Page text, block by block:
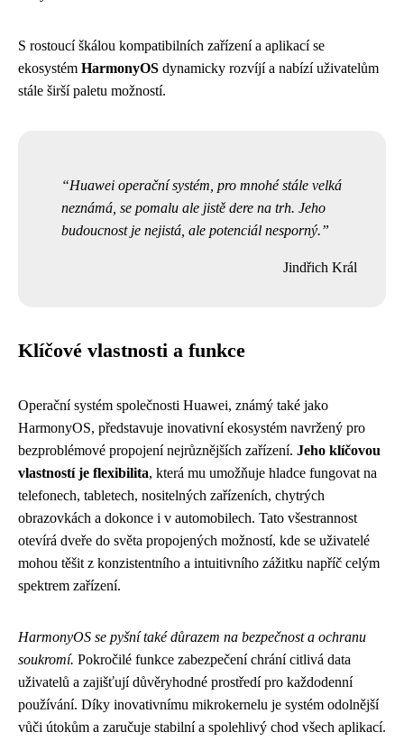
S rostoucí škálou kompatibilních zařízení a aplikací se
ekosystém HarmonyOS dynamicky rozvíjí a nabízí uživatelům
stále širší paletu možností.
Huawei operační systém, pro mnohé stále velká
neznámá, se pomalu ale jistě dere na trh. Jeho
budoucnost je nejistá, ale potenciál nesporný.
Jindřich Král
Klíčové vlastnosti a funkce
Operační systém společnosti Huawei, známý také jako
HarmonyOS, představuje inovativní ekosystém navržený pro
bezproblémové propojení nejrůznějších zařízení. Jeho klíčovou
vlastností je flexibilita, která mu umožňuje hladce fungovat na
telefonech, tabletech, nositelných zařízeních, chytrých
obrazovkách a dokonce i v automobilech. Tato všestrannost
otevírá dveře do světa propojených možností, kde se uživatelé
mohou těšit z konzistentního a intuitivního zážitku napříč celým
spektrem zařízení.
HarmonyOS se pyšní také důrazem na bezpečnost a ochranu
soukromí. Pokročilé funkce zabezpečení chrání citlivá data
uživatelů a zajišťují důvěryhodné prostředí pro každodenní
používání. Díky inovativnímu mikrokernelu je systém odolnější
vůči útokům a zaručuje stabilní a spolehlivý chod všech aplikací.